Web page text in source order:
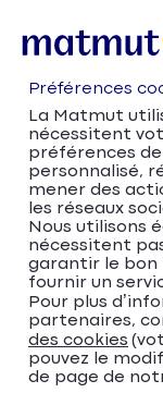
Accueil
Occitanie
Matmut
Veuillez renseigner
Préférences
La Matmut
nécessitent
préférences
personnalisé,
mener des
les réseaux
Nous utilisons
nécessitent
garantir le bon
fournir un
Pour plus
partenaires,
des cookies
pouvez le
de page de